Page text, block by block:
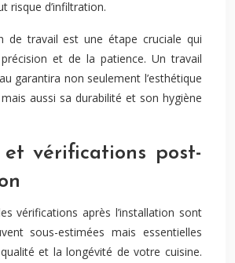
risque d’infiltration.
de travail est une étape cruciale qui
et de la patience. Un travail
garantira non seulement l’esthétique
aussi sa durabilité et son hygiène
et vérifications post-
vérifications après l’installation sont
sous-estimées mais essentielles
et la longévité de votre cuisine.